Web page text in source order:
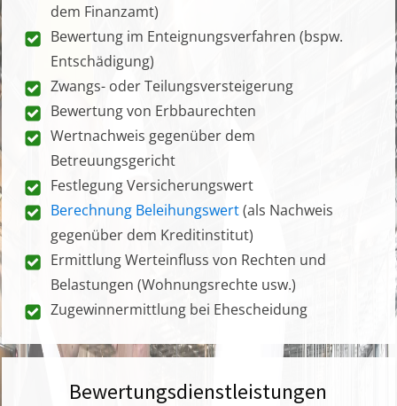
dem Finanzamt)
Bewertung im Enteignungsverfahren (bspw.
Entschädigung)
Zwangs- oder Teilungsversteigerung
Bewertung von Erbbaurechten
Wertnachweis gegenüber dem
Betreuungsgericht
Festlegung Versicherungswert
Berechnung Beleihungswert(als Nachweis
gegenüber dem Kreditinstitut)
Ermittlung Werteinfluss von Rechten und
Belastungen (Wohnungsrechte usw.)
Zugewinnermittlung bei Ehescheidung
Bewertungsdienstleistungen